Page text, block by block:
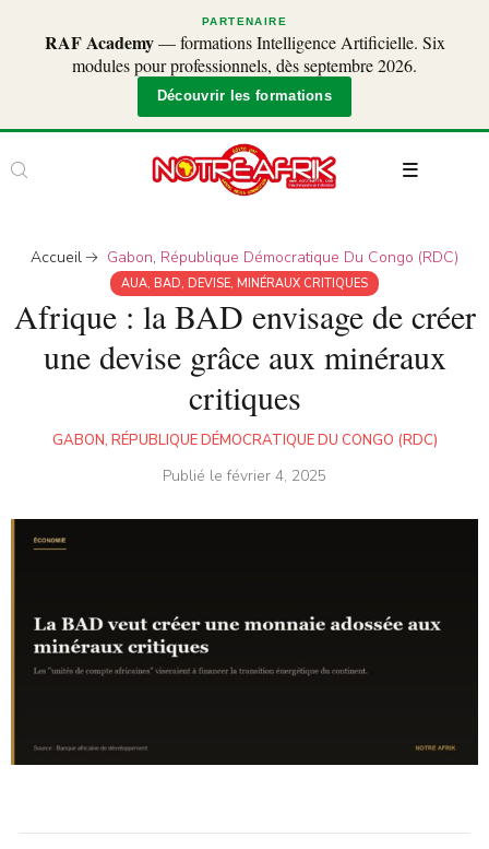
PARTENAIRE
RAF Academy— formations Intelligence Artificielle. Six
modules pour professionnels, dès septembre 2026.
Découvrir les formations
Accueil Gabon, République Démocratique Du Congo (RDC)
AUA, BAD, DEVISE, MINÉRAUX CRITIQUES
Afrique : la BAD envisage de créer
une devise grâce aux minéraux
critiques
GABON, RÉPUBLIQUE DÉMOCRATIQUE DU CONGO (RDC)
Publié lefévrier 4, 2025